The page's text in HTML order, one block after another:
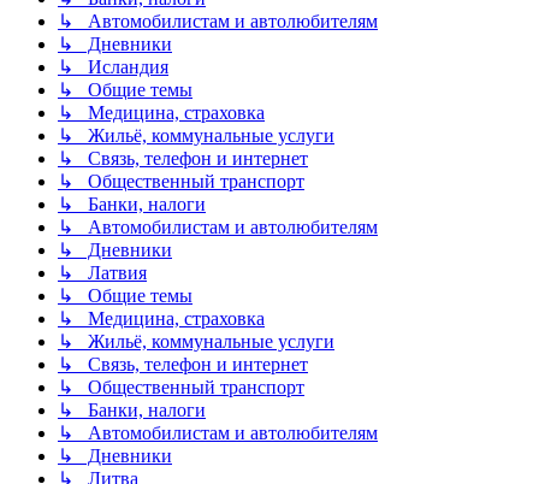
↳ Автомобилистам и автолюбителям
↳ Дневники
↳ Исландия
↳ Общие темы
↳ Медицина, страховка
↳ Жильё, коммунальные услуги
↳ Связь, телефон и интернет
↳ Общественный транспорт
↳ Банки, налоги
↳ Автомобилистам и автолюбителям
↳ Дневники
↳ Латвия
↳ Общие темы
↳ Медицина, страховка
↳ Жильё, коммунальные услуги
↳ Связь, телефон и интернет
↳ Общественный транспорт
↳ Банки, налоги
↳ Автомобилистам и автолюбителям
↳ Дневники
↳ Литва